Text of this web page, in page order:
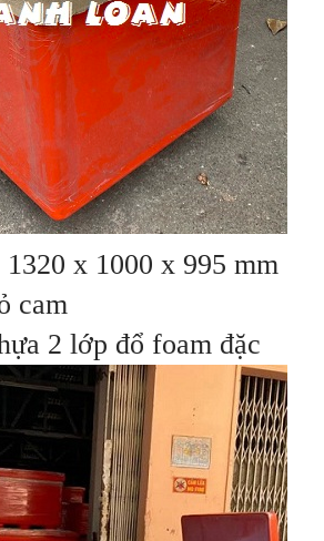
x 1000 x 995 mm
cam
2 lớp đổ foam đặc